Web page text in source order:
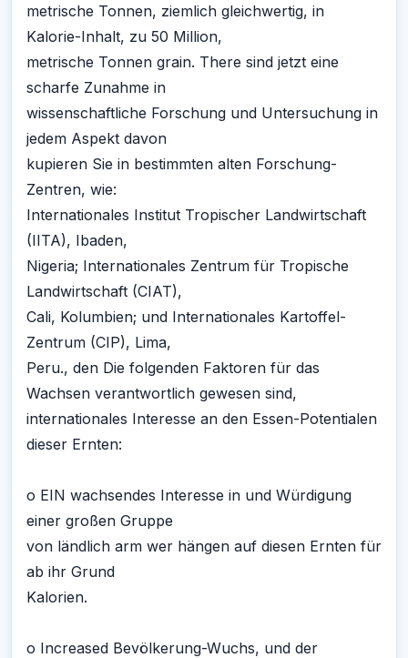
metrische Tonnen, ziemlich gleichwertig, in
Kalorie-Inhalt, zu 50 Million,
metrische Tonnen grain. There sind jetzt eine
scharfe Zunahme in
wissenschaftliche Forschung und Untersuchung in
jedem Aspekt davon
kupieren Sie in bestimmten alten Forschung-
Zentren, wie:
Internationales Institut Tropischer Landwirtschaft
(IITA), Ibaden,
Nigeria; Internationales Zentrum für Tropische
Landwirtschaft (CIAT),
Cali, Kolumbien; und Internationales Kartoffel-
Zentrum (CIP), Lima,
Peru., den Die folgenden Faktoren für das
Wachsen verantwortlich gewesen sind,
internationales Interesse an den Essen-Potentialen
dieser Ernten:
o EIN wachsendes Interesse in und Würdigung
einer großen Gruppe
von ländlich arm wer hängen auf diesen Ernten für
ab ihr Grund
Kalorien.
o Increased Bevölkerung-Wuchs, und der